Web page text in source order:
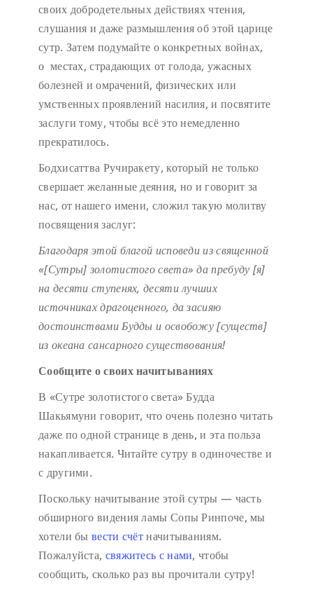
своих добродетельных действиях чтения,
слушания и даже размышления об этой царице
сутр. Затем подумайте о конкретных войнах,
о местах, страдающих от голода, ужасных
болезней и омрачений, физических или
умственных проявлений насилия, и посвятите
заслуги тому, чтобы всё это немедленно
прекратилось.
Бодхисаттва Ручиракету, который не только
свершает желанные деяния, но и говорит за
нас, от нашего имени, сложил такую молитву
посвящения заслуг:
Благодаря этой благой исповедииз священной
«[Сутры] золотистого света» да пребуду [я]
на десяти ступенях, десяти лучших
источниках драгоценного, да засияю
достоинствами Будды и освобожу [существ]
из океана сансарного существования!
Сообщите о своих начитываниях
В «Сутре золотистого света» Будда
Шакьямуни говорит, что очень полезно читать
даже по одной странице в день, и эта польза
накапливается. Читайте сутру в одиночестве и
с другими.
Поскольку начитывание этой сутры — часть
обширного видения ламы Сопы Ринпоче, мы
хотели бы вести счётначитываниям.
Пожалуйста, свяжитесь с нами, чтобы
сообщить, сколько раз вы прочитали сутру!